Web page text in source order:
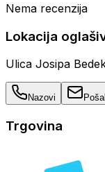
Nema recenzija
Lokacija
Ulica Josipa
Nazovi
Trgovina